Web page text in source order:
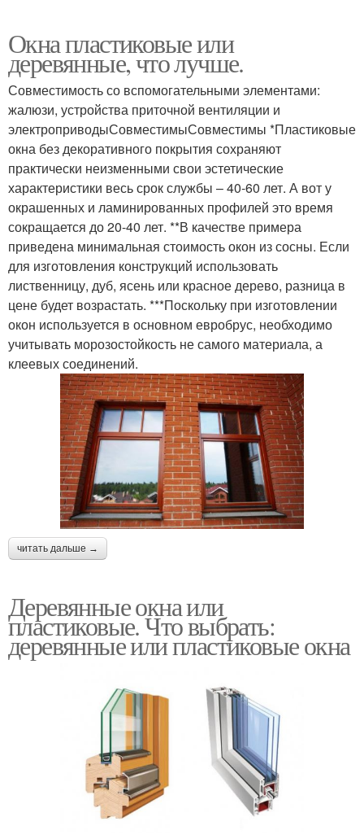
Окна пластиковые или
деревянные, что лучше.
Совместимость со вспомогательными элементами:
жалюзи, устройства приточной вентиляции и
электроприводыСовместимыСовместимы *Пластиковые
окна без декоративного покрытия сохраняют
практически неизменными свои эстетические
характеристики весь срок службы – 40-60 лет. А вот у
окрашенных и ламинированных профилей это время
сокращается до 20-40 лет. **В качестве примера
приведена минимальная стоимость окон из сосны. Если
для изготовления конструкций использовать
лиственницу, дуб, ясень или красное дерево, разница в
цене будет возрастать. ***Поскольку при изготовлении
окон используется в основном евробрус, необходимо
учитывать морозостойкость не самого материала, а
клеевых соединений.
читать дальше →
Деревянные окна или
пластиковые. Что выбрать:
деревянные или пластиковые окна